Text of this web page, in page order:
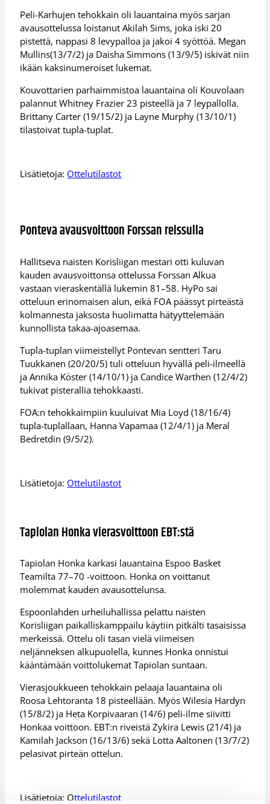
Peli-Karhujen tehokkain oli lauantaina myös sarjan
avausottelussa loistanut Akilah Sims, joka iski 20
pistettä, nappasi 8 levypalloa ja jakoi 4 syöttöä. Megan
Mullins(13/7/2) ja Daisha Simmons (13/9/5) iskivät niin
ikään kaksinumeroiset lukemat.
Kouvottarien parhaimmistoa lauantaina oli Kouvolaan
palannut Whitney Frazier 23 pisteellä ja 7 leypallolla.
Brittany Carter (19/15/2) ja Layne Murphy (13/10/1)
tilastoivat tupla-tuplat.
Lisätietoja: Ottelutilastot
Ponteva avausvoittoon Forssan reissulla
Hallitseva naisten Korisliigan mestari otti kuluvan
kauden avausvoittonsa ottelussa Forssan Alkua
vastaan vieraskentällä lukemin 81–58. HyPo sai
otteluun erinomaisen alun, eikä FOA päässyt pirteästä
kolmannesta jaksosta huolimatta hätyyttelemään
kunnollista takaa-ajoasemaa.
Tupla-tuplan viimeistellyt Pontevan sentteri Taru
Tuukkanen (20/20/5) tuli otteluun hyvällä peli-ilmeellä
ja Annika Köster (14/10/1) ja Candice Warthen (12/4/2)
tukivat pisterallia tehokkaasti.
FOA:n tehokkaimpiin kuuluivat Mia Loyd (18/16/4)
tupla-tuplallaan, Hanna Vapamaa (12/4/1) ja Meral
Bedretdin (9/5/2).
Lisätietoja: Ottelutilastot
Tapiolan Honka vierasvoittoon EBT:stä
Tapiolan Honka karkasi lauantaina Espoo Basket
Teamilta 77–70 -voittoon. Honka on voittanut
molemmat kauden avausottelunsa.
Espoonlahden urheiluhallissa pelattu naisten
Korisliigan paikalliskamppailu käytiin pitkälti tasaisissa
merkeissä. Ottelu oli tasan vielä viimeisen
neljänneksen alkupuolella, kunnes Honka onnistui
kääntämään voittolukemat Tapiolan suntaan.
Vierasjoukkueen tehokkain pelaaja lauantaina oli
Roosa Lehtoranta 18 pisteellään. Myös Wilesia Hardyn
(15/8/2) ja Heta Korpivaaran (14/6) peli-ilme siivitti
Honkaa voittoon. EBT:n riveistä Zykira Lewis (21/4) ja
Kamilah Jackson (16/13/6) sekä Lotta Aaltonen (13/7/2)
pelasivat pirteän ottelun.
Lisätietoja: Ottelutilastot